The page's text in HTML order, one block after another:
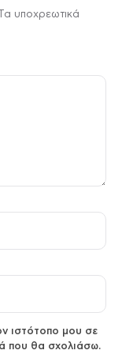
υποχρεωτικά
ιστότοπο μου σε
που θα σχολιάσω.